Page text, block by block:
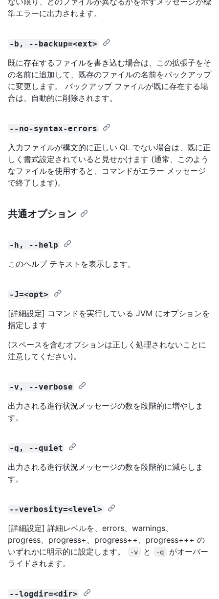
準エラーに出力されます。
-b, --backup=<ext>
既に存在するファイルを書き込む場合は、この拡張子をそ
の名前に追加して、既存のファイルの名前をバックアップ
に変更します。 バックアップ ファイルが既に存在する場
合は、自動的に削除されます。
--no-syntax-errors
入力ファイルが構文的に正しい QL でない場合は、既に正
しく書式設定されていると見せかけます (通常、このよう
なファイルを使用すると、コマンドがエラー メッセージ
で終了します)。
共通オプション
-h, --help
このヘルプ テキストを表示します。
-J=<opt>
[詳細設定] コマンドを実行している JVM にオプションを
指定します
(スペースを含むオプションは正しく処理されないことに
注意してください)。
-v, --verbose
出力される進行状況メッセージの数を段階的に増やしま
す。
-q, --quiet
出力される進行状況メッセージの数を段階的に減らしま
す。
--verbosity=<level>
[詳細設定] 詳細レベルを、errors、warnings、
progress、progress+、progress++、progress+++ の
いずれかに明示的に設定します。
-v と -q
がオーバー
ライドされます。
--logdir=<dir>